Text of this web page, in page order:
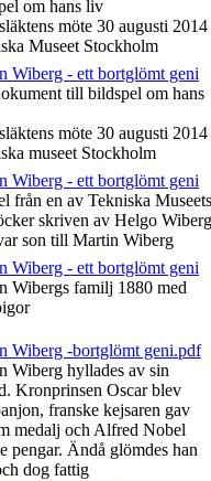
om hans liv
möte 30 augusti 2014
Museet Stockholm
Wiberg - ett bortglömt geni
till bildspel om hans
möte 30 augusti 2014
museet Stockholm
Wiberg - ett bortglömt geni
från en av Tekniska Museets
skriven av Helgo
son till Martin Wiberg
Wiberg - ett bortglömt geni
Wibergs familj 1880 med
Wiberg -bortglömt geni.pdf
Wiberg hyllades av sin
Kronprinsen Oscar blev
franske kejsaren gav
medalj och Alfred Nobel
pengar. Ändå glömdes han
dog fattig